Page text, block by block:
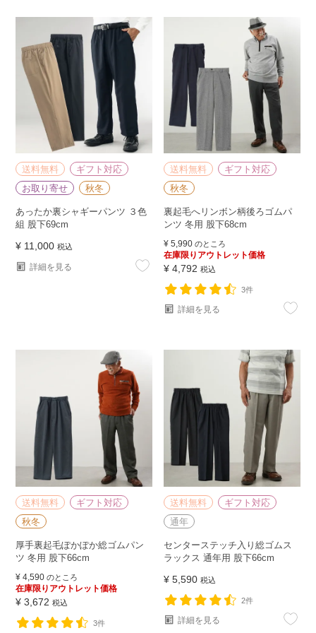
送料無料
ギフト対応
お取り寄せ
秋冬
あったか裏シャギーパンツ ３色
組 股下69cm
¥ 11,000 税込
詳細を見る
送料無料
ギフト対応
秋冬
裏起毛へリンボン柄後ろゴムパ
ンツ 冬用 股下68cm
¥ 5,990 のところ
在庫限りアウトレット価格
¥ 4,792 税込
3件
詳細を見る
送料無料
ギフト対応
秋冬
厚手裏起毛ぽかぽか総ゴムパン
ツ 冬用 股下66cm
¥ 4,590 のところ
在庫限りアウトレット価格
¥ 3,672 税込
3件
送料無料
ギフト対応
通年
センターステッチ入り総ゴムス
ラックス 通年用 股下66cm
¥ 5,590 税込
2件
詳細を見る